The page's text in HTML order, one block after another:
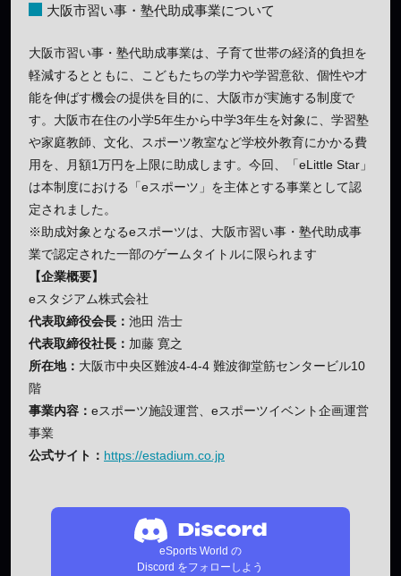
大阪市習い事・塾代助成事業について
大阪市習い事・塾代助成事業は、子育て世帯の経済的負担を
軽減するとともに、こどもたちの学力や学習意欲、個性や才
能を伸ばす機会の提供を目的に、大阪市が実施する制度で
す。大阪市在住の小学5年生から中学3年生を対象に、学習塾
や家庭教師、文化、スポーツ教室など学校外教育にかかる費
用を、月額1万円を上限に助成します。今回、「eLittle Star」
は本制度における「eスポーツ」を主体とする事業として認
定されました。
※助成対象となるeスポーツは、大阪市習い事・塾代助成事
業で認定された一部のゲームタイトルに限られます
【企業概要】
eスタジアム株式会社
代表取締役会長： 池田 浩士
代表取締役社長： 加藤 寛之
所在地： 大阪市中央区難波4-4-4 難波御堂筋センタービル10
階
事業内容： eスポーツ施設運営、eスポーツイベント企画運営
事業
公式サイト： https://estadium.co.jp
eSports World の
Discord をフォローしよう